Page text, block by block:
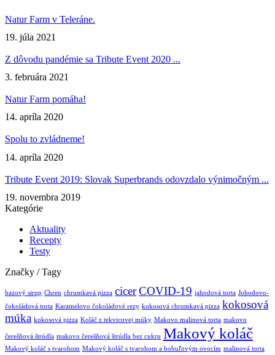
Natur Farm v Teleráne.
19. júla 2021
Z dôvodu pandémie sa Tribute Event 2020 ...
3. februára 2021
Natur Farm pomáha!
14. apríla 2020
Spolu to zvládneme!
14. apríla 2020
Tribute Event 2019: Slovak Superbrands odovzdalo výnimočným ...
19. novembra 2019
Kategórie
Aktuality
Recepty
Testy
Značky / Tagy
bazový sirup Chren chrumkavá pizza cicerCOVID-19 jahodová torta Johodovo-
čokoládová torta Karamelovo čokoládové rezy kokosová chrumkavá pizza kokosová
múka kokosová pizza Koláč z tekvicovej múky Makovo malinová torta makovo
čerešňová štrúdla makovo čerešňová štrúdla bez cukru Makový koláč
Makový koláč s tvarohom Makový koláč s tvarohom a bobuľovým ovocím malinová torta